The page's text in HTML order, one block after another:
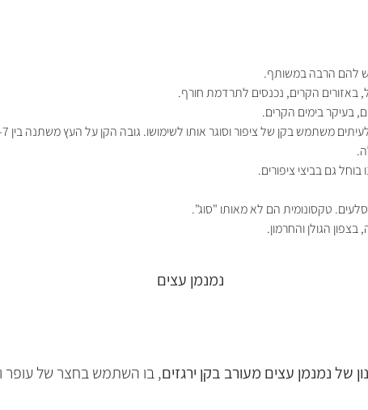
להם הרבה במשותף.
הקרים, נכנסים לתרדמת חורף.
בעיקר בימים הקרים.
בקן של ציפור וסוגר אותו לשימושו. גובה הקן על העץ משתנה בין 1-7 מטר באזור צפוף.
גם בביצי ציפורים.
טקסונומית הם לא מאותו "סוג".
הגולן והחרמון.
נמנמן עצים
של נמנמן עצים מעורב בקן ירגזים, בו השתמש בחצר של עופר